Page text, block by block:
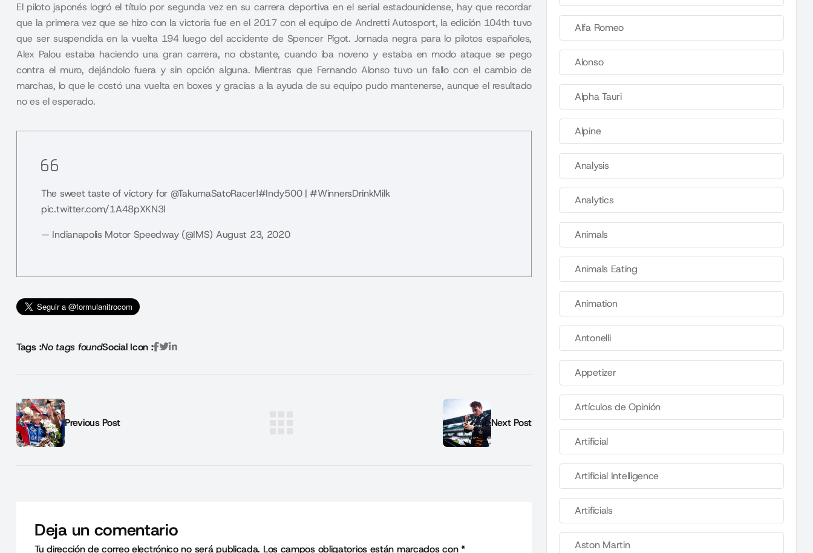
El piloto japonés logró el título por segunda vez en su carrera deportiva en el serial estadounidense, hay que recordar
que la primera vez que se hizo con la victoria fue en el 2017 con el equipo de Andretti Autosport, la edición 104th tuvo
que ser suspendida en la vuelta 194 luego del accidente de Spencer Pigot. Jornada negra para lo pilotos españoles,
Alex Palou estaba haciendo una gran carrera, no obstante, cuando iba noveno y estaba en modo ataque se pego
contra el muro, dejándolo fuera y sin opción alguna. Mientras que Fernando Alonso tuvo un fallo con el cambio de
marchas, lo que le costó una vuelta en boxes y gracias a la ayuda de su equipo pudo mantenerse, aunque el resultado
no es el esperado.
The sweet taste of victory for @TakumaSatoRacer!#Indy500|#WinnersDrinkMilk
pic.twitter.com/1A48pXKN3l
— Indianapolis Motor Speedway (@IMS) August 23, 2020
Tags :No tags foundSocial Icon :
Previous Post Next Post
Deja un comentario
Tu dirección de correo electrónico no será publicada. Los campos obligatorios están marcados con*
Alfa Romeo
Alonso
Alpha Tauri
Alpine
Analysis
Analytics
Animals
Animals Eating
Animation
Antonelli
Appetizer
Artículos de Opinión
Artificial
Artificial Intelligence
Artificials
Aston Martin